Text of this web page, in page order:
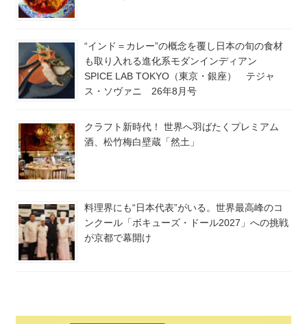
“インド＝カレー”の概念を覆し日本の旬の食材
も取り入れる進化系モダンインディアン
SPICE LAB TOKYO（東京・銀座） テジャ
ス・ソヴァニ 26年8月号
クラフト新時代！ 世界へ羽ばたくプレミアム
酒、松竹梅白壁蔵「然土」
料理界にも“日本代表”がいる。世界最高峰のコ
ンクール「ボキューズ・ドール2027」への挑戦
が京都で幕開け